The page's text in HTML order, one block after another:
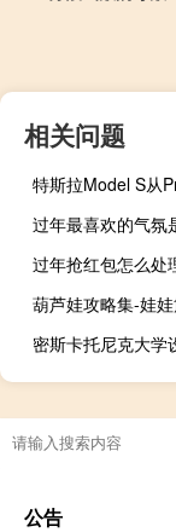
相关问题
过年最喜欢的气氛
过年抢红包怎么处
葫芦娃攻略集-娃
公告